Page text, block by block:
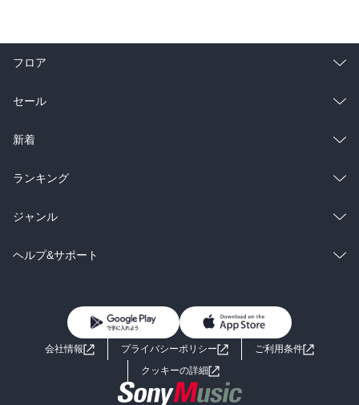
フロア
総合
ラノベ
雑誌・グラビア
BL・TL
セール
総合
ラノベ
雑誌・グラビア
BL・TL
新着
総合
ラノベ
雑誌・グラビア
ランキング
総合
ラノベ
ジャンル
コミック
ライトノベル 男子向けラノベ
小説
海外小説
ヘルプ&サポート
よくあるご質問 お問い合わせ
会社情報 プライバシーポリシー
ご利用条件
クッキーの詳細